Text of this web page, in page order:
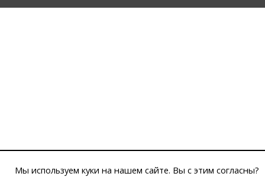
Мы используем куки на нашем сайте. Вы с этим согласны?